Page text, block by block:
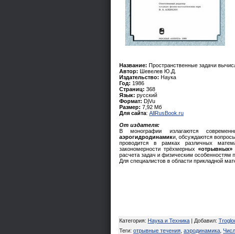
Название: Пространственные задачи
Автор: Шевелев Ю.Д.
Издательство: Наука
Год: 1986
Страниц: 368
Язык: русский
Формат: DjVu
Размер: 7,92 Мб
Для сайта: AllRusBook.ru
От издателя:
В монографии излагаются
аэрогидродинамики, обсуждаются
проводится в рамках различных
закономерности трёхмерных «отрывных»
расчета задач и физическим особенностям
Для специалистов в области прикладной
Категория: Наука и Техника | Добавил:
Теги: отрывные течения аэродинамика